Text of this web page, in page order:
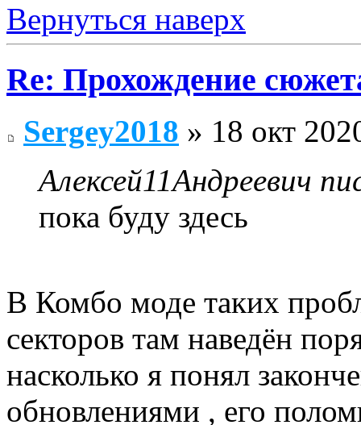
Вернуться наверх
Re: Прохождение
Sergey2018 » 18 окт
Алексей11Андреевич
пока буду здесь
В Комбо моде таких
секторов там наведён
насколько я понял
обновлениями , его